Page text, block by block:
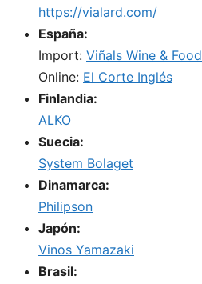
https://vialard.com/
España:
Import: Viñals Wine & Food
Online: El Corte Inglés
Finlandia:
ALKO
Suecia:
System Bolaget
Dinamarca:
Philipson
Japón:
Vinos Yamazaki
Brasil: